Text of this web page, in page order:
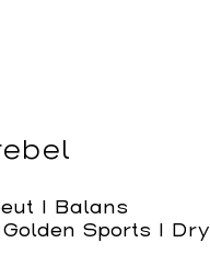
I Balans
Sports I Dry